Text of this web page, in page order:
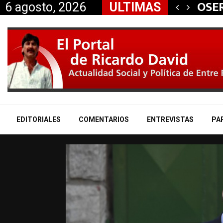
6 agosto, 2026 ULTIMAS
aliados a la…
EDITORIALES COMENTARIOS ENTREVISTAS